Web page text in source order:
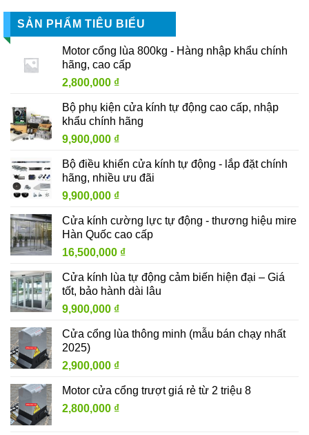
SẢN PHẨM TIÊU BIỂU
Motor cổng lùa 800kg - Hàng nhập khẩu chính
hãng, cao cấp
2,800,000 ₫
Bộ phụ kiện cửa kính tự động cao cấp, nhập
khẩu chính hãng
9,900,000 ₫
Bộ điều khiển cửa kính tự động - lắp đặt chính
hãng, nhiều ưu đãi
9,900,000 ₫
Cửa kính cường lực tự động - thương hiệu mire
Hàn Quốc cao cấp
16,500,000 ₫
Cửa kính lùa tự động cảm biến hiện đại – Giá
tốt, bảo hành dài lâu
9,900,000 ₫
Cửa cổng lùa thông minh (mẫu bán chạy nhất
2025)
2,900,000 ₫
Motor cửa cổng trượt giá rẻ từ 2 triệu 8
2,800,000 ₫